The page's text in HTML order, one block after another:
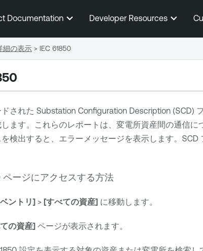
メインコンテンツに移動する
Documentation Developer Resources
された Substation Configuration Description (SCD)
ます。これらのレポートは、変電所資産間の通信に
検出すると、エラーメッセージを表示します。SCD
ページにアクセスする方法
ントリ]> [すべての資産]に移動します。
の資産]ページが表示されます。
細の表示 > IEC 61850